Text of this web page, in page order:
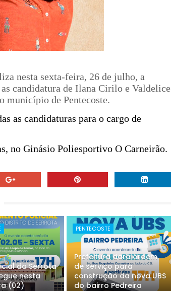
nesta sexta-feira, 26 de julho, a
candidatura de Ilana Cirilo e Valdelice
município de Pentecoste.
as candidaturas para o cargo de
no Ginásio Poliesportivo O Carneirão.
da Serrota
nesta
(02)
PENTECOSTE
Prefeitura dará ordem
de serviço para
construção da nova UBS
do bairro Pedreira